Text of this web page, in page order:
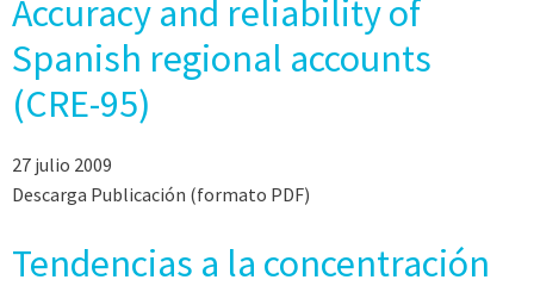
Accuracy and reliability of
Spanish regional accounts
(CRE-95)
27 julio 2009
Descarga Publicación (formato PDF)
Tendencias a la concentración